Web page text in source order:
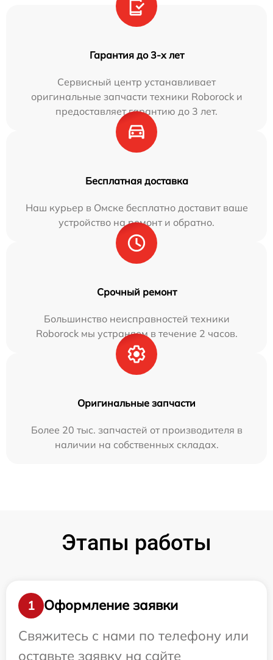
Гарантия до 3-х лет
Сервисный центр устанавливает
оригинальные запчасти техники Roborock и
предоставляет гарантию до 3 лет.
Бесплатная доставка
Наш курьер в Омске бесплатно доставит ваше
устройство на ремонт и обратно.
Срочный ремонт
Большинство неисправностей техники
Roborock мы устраняем в течение 2 часов.
Оригинальные запчасти
Более 20 тыс. запчастей от производителя в
наличии на собственных складах.
Этапы работы
1
Оформление заявки
Свяжитесь с нами по телефону или
оставьте заявку на сайте